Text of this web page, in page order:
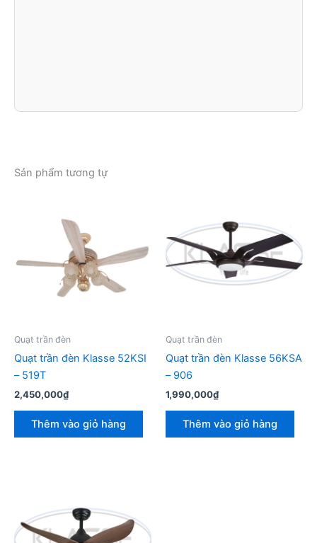
Sản phẩm tương tự
Quạt trần đèn
Quạt trần đèn Klasse 52KSI
– 519T
2,450,000₫
Thêm vào giỏ hàng
Quạt trần đèn
Quạt trần đèn Klasse 56KSA
– 906
1,990,000₫
Thêm vào giỏ hàng